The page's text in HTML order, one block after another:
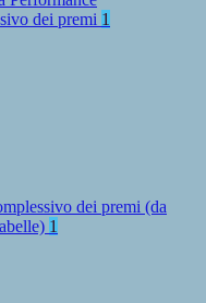
dei premi 1
dei premi (da
1